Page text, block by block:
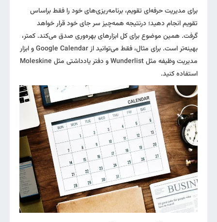
برای مدیریت حرفه‌ای تقویم، برنامه‌ریزی‌های خود را فقط براساس
تقویم انجام دهید؛ درنتیجه همه‌چیز سر جای خود قرار خواهد
گرفت. همین موضوع برای کل ابزارهای بهره‌وری صدق می‌کند. کمتر،
بهینه‌تر است. برای مثال، فقط می‌توانید از Google Calendar و ابزار
مدیریت وظیفه مثل Wunderlist و دفتر یادداشتی مثل Moleskine
استفاده کنید.